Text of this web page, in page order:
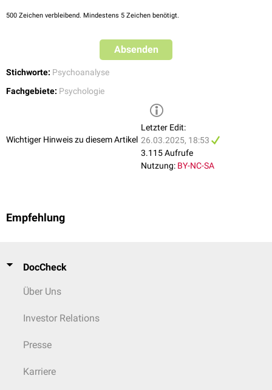
500 Zeichen verbleibend. Mindestens 5 Zeichen benötigt.
Absenden
Stichworte: Psychoanalyse
Fachgebiete: Psychologie
Wichtiger Hinweis zu diesem Artikel
Letzter Edit:
26.03.2025, 18:53
3.115 Aufrufe
Nutzung: BY-NC-SA
Empfehlung
DocCheck
Über Uns
Investor Relations
Presse
Karriere